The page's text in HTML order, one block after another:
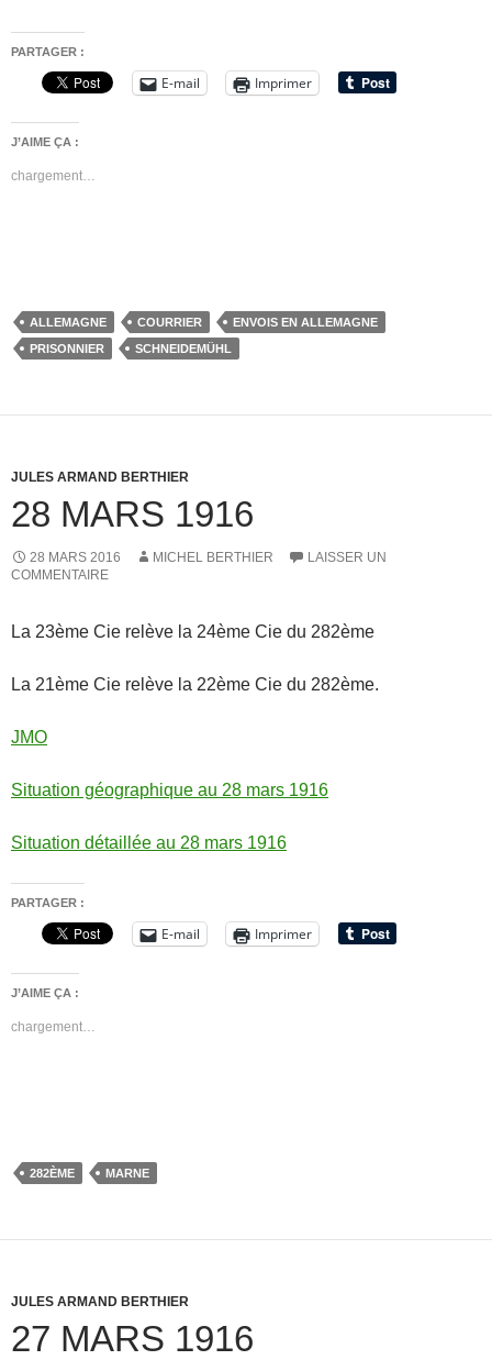
PARTAGER :
E-mail Imprimer
J’AIME ÇA :
chargement…
ALLEMAGNE COURRIER
ENVOIS EN ALLEMAGNE
PRISONNIER
SCHNEIDEMÜHL
JULES ARMAND BERTHIER
28 MARS 1916
28 MARS 2016 MICHEL BERTHIER
LAISSER UN
COMMENTAIRE
La 23ème Cie relève la 24ème Cie du 282ème
La 21ème Cie relève la 22ème Cie du 282ème.
JMO
Situation géographique au 28 mars 1916
Situation détaillée au 28 mars 1916
PARTAGER :
E-mail Imprimer
J’AIME ÇA :
chargement…
282ÈME MARNE
JULES ARMAND BERTHIER
27 MARS 1916